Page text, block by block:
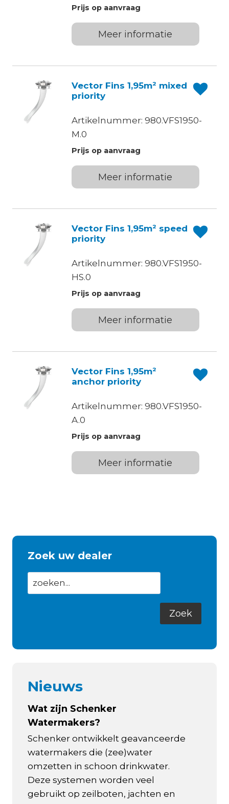
Prijs op aanvraag
Meer informatie
Vector Fins 1,95m² mixed
priority
Artikelnummer: 980.VFS1950-
M.0
Prijs op aanvraag
Meer informatie
Vector Fins 1,95m² speed
priority
Artikelnummer: 980.VFS1950-
HS.0
Prijs op aanvraag
Meer informatie
Vector Fins 1,95m²
anchor priority
Artikelnummer: 980.VFS1950-
A.0
Prijs op aanvraag
Meer informatie
Zoek uw dealer
Nieuws
Wat zijn Schenker
Watermakers?
Schenker ontwikkelt geavanceerde
watermakers die (zee)water
omzetten in schoon drinkwater.
Deze systemen worden veel
gebruikt op zeilboten, jachten en